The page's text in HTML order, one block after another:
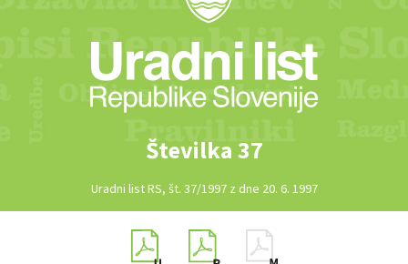
Številka 37
Uradni list RS, št. 37/1997 z dne 20. 6. 1997